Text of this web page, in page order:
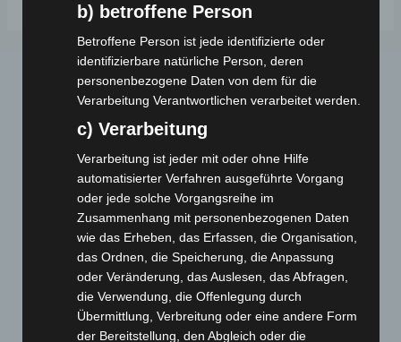
Webseite
Cashback-Aktion
Händler werden
Home
Gemeinsam spenden
Jobs
b) betroffene Person
Betroffene Person ist jede identifizierte oder
identifizierbare natürliche Person, deren
personenbezogene Daten von dem für die
Verarbeitung Verantwortlichen verarbeitet werden.
c) Verarbeitung
Verarbeitung ist jeder mit oder ohne Hilfe
automatisierter Verfahren ausgeführte Vorgang
oder jede solche Vorgangsreihe im
Zusammenhang mit personenbezogenen Daten
wie das Erheben, das Erfassen, die Organisation,
das Ordnen, die Speicherung, die Anpassung
oder Veränderung, das Auslesen, das Abfragen,
die Verwendung, die Offenlegung durch
Übermittlung, Verbreitung oder eine andere Form
der Bereitstellung, den Abgleich oder die